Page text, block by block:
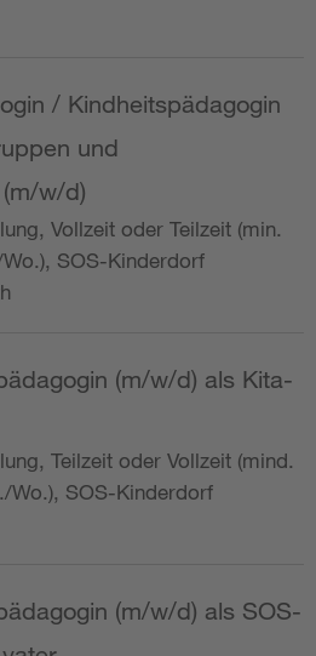
/ Kindheitspädagogin
und
w/d)
Vollzeit oder Teilzeit (min.
SOS-Kinderdorf
(m/w/d) als Kita-
Teilzeit oder Vollzeit (mind.
Wo.), SOS-Kinderdorf
(m/w/d) als SOS-